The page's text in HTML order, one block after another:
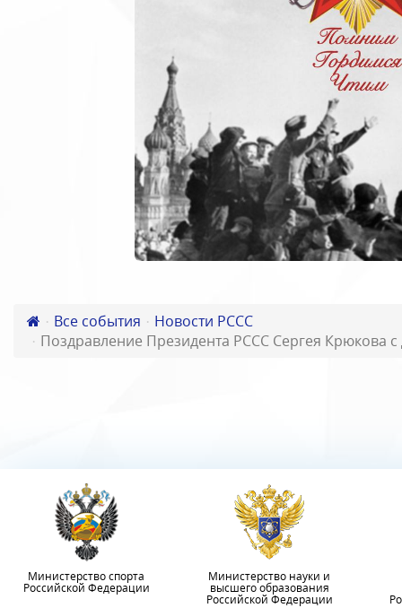
Все события
Новости РССС
Поздравление Президента РССС Сергея Крюкова
Министерство спорта
Российской Федерации
Министерство науки и
высшего образования
Российской Федерации